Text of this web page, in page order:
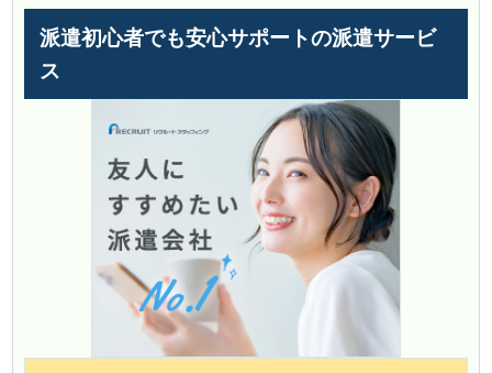
派遣初心者でも安心サポートの派遣サービ
ス